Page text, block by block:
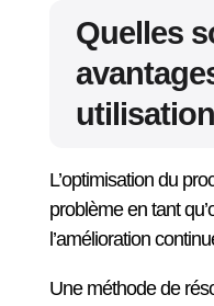
Quelles
L’optimisation du
problème en tant
l’amélioration
Une méthode de